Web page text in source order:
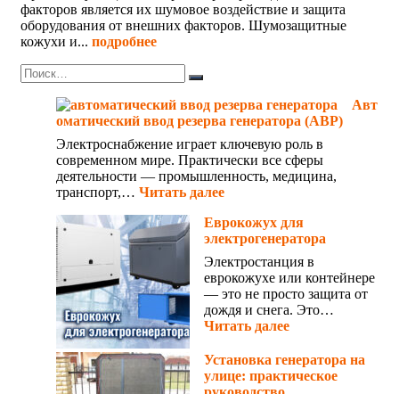
факторов является их шумовое воздействие и защита
оборудования от внешних факторов. Шумозащитные
кожухи и... подробнее
Авт
оматический ввод резерва генератора (АВР)
Электроснабжение играет ключевую роль в
современном мире. Практически все сферы
деятельности — промышленность, медицина,
транспорт,… Читать далее
Еврокожух для
электрогенератора
Электростанция в
еврокожухе или контейнере
— это не просто защита от
дождя и снега. Это…
Читать далее
Установка генератора на
улице: практическое